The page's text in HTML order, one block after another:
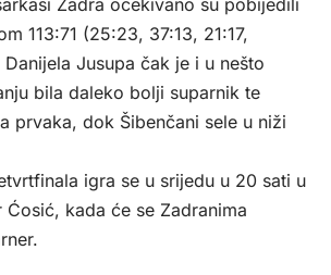
Zadra očekivano su pobijedili
113:71 (25:23, 37:13, 21:17,
Jusupa čak je i u nešto
bila daleko bolji suparnik te
prvaka, dok Šibenčani sele u niži
igra se u srijedu u 20 sati u
Ćosić, kada će se Zadranima